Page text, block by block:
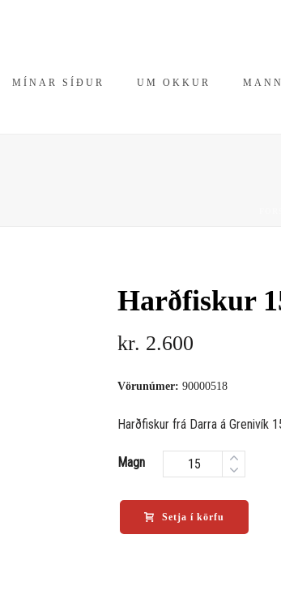
MÍNAR SÍÐUR UM OKKUR
Harðfiskur
kr. 2.600
Vörunúmer: 90000518
Harðfiskur frá Darra á Grenivík
Magn
Setja í körfu